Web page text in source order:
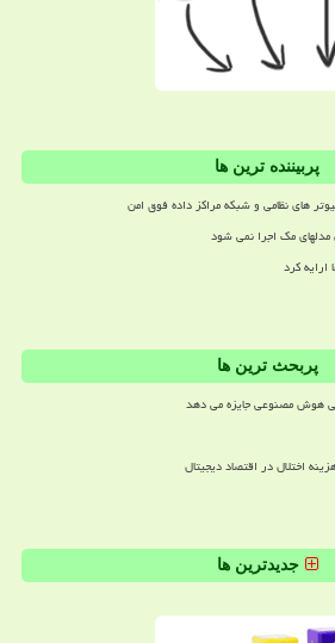
پربیننده ترین ها
های نظامی و شبکه مراکز داده فوق امن
کرد
پربحث ترین ها
هوش مصنوعی جایزه می دهد
اختلال در اقتصاد دیجیتال
جدیدترین ها